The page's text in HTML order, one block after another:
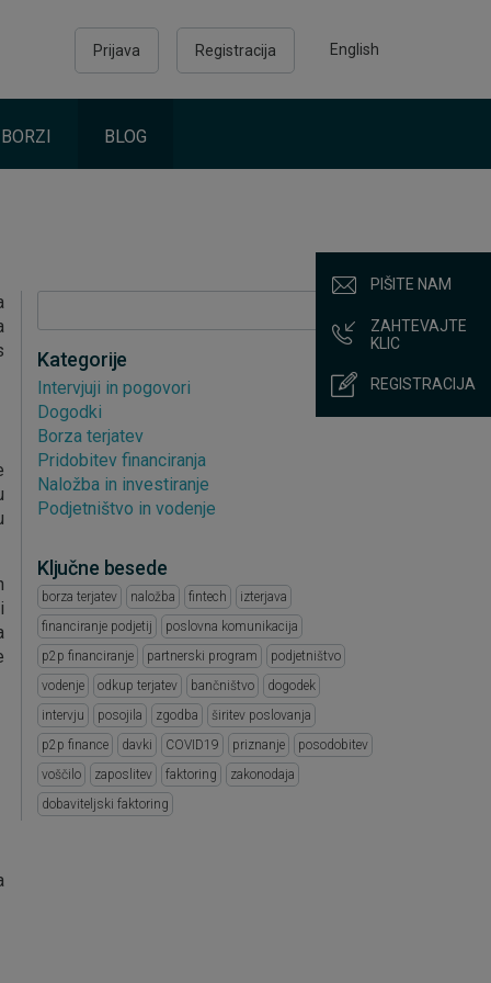
PIŠITE NAM
ZAHTEVAJTE
KLIC
REGISTRACIJA
Prijava Registracija English
BLOG
Kategorije
Intervjuji in pogovori
Dogodki
Borza terjatev
Pridobitev financiranja
Naložba in investiranje
Podjetništvo in vodenje
Ključne besede
borza terjatev naložba fintech
izterjava
financiranje podjetij
poslovna komunikacija
p2p financiranje
partnerski program
podjetništvo
vodenje
odkup terjatev bančništvo
dogodek
intervju
posojila zgodba
širitev poslovanja
p2p finance
davki COVID19 priznanje
posodobitev
voščilo
zaposlitev faktoring
zakonodaja
dobaviteljski faktoring